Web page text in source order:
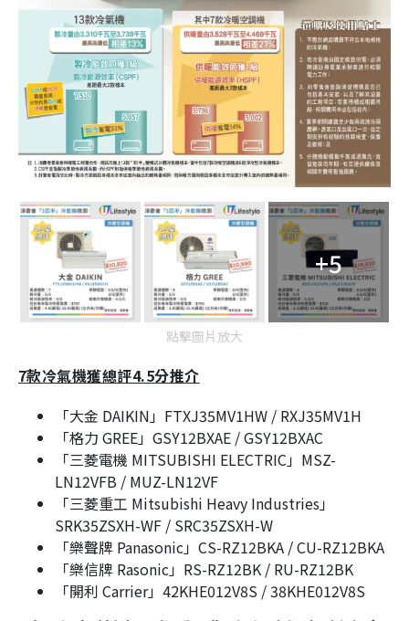
+5
點擊圖片放大
7款冷氣機獲總評4.5分推介
「大金 DAIKIN」FTXJ35MV1HW / RXJ35MV1H
「格力 GREE」GSY12BXAE / GSY12BXAC
「三菱電機 MITSUBISHI ELECTRIC」MSZ-
LN12VFB / MUZ-LN12VF
「三菱重工 Mitsubishi Heavy Industries」
SRK35ZSXH-WF / SRC35ZSXH-W
「樂聲牌 Panasonic」CS-RZ12BKA / CU-RZ12BKA
「樂信牌 Rasonic」RS-RZ12BK / RU-RZ12BK
「開利 Carrier」42KHE012V8S / 38KHE012V8S